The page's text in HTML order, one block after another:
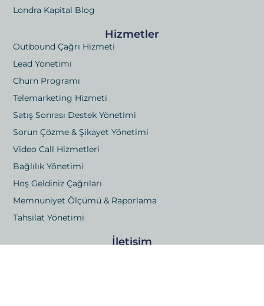
Hizmetler
Outbound Çağrı Hizmeti
Lead Yönetimi
Churn Programı
Telemarketing Hizmeti
Satış Sonrası Destek Yönetimi
Sorun Çözme & Şikayet Yönetimi
Video Call Hizmetleri
Bağlılık Yönetimi
Hoş Geldiniz Çağrıları
Memnuniyet Ölçümü & Raporlama
Tahsilat Yönetimi
Londra Kapital Blog
İletişim